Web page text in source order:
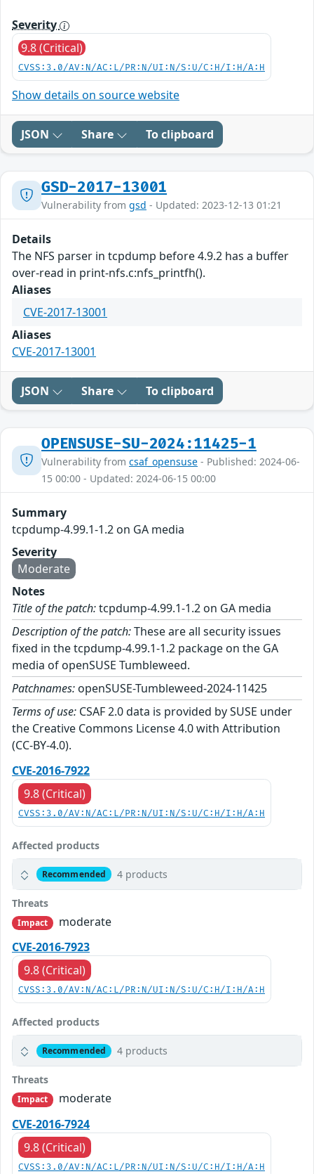
Severity
9.8 (Critical)
CVSS:3.0/AV:N/AC:L/PR:N/UI:N/S:U/C:H/I:H/A:H
Show details on source website
JSON Share To clipboard
GSD-2017-13001
Vulnerability from gsd - Updated: 2023-12-13 01:21
Details
The NFS parser in tcpdump before 4.9.2 has a buffer
over-read in print-nfs.c:nfs_printfh().
Aliases
CVE-2017-13001
Aliases
CVE-2017-13001
JSON Share To clipboard
OPENSUSE-SU-2024:11425-1
Vulnerability from csaf_opensuse - Published: 2024-06-
15 00:00 - Updated: 2024-06-15 00:00
Summary
tcpdump-4.99.1-1.2 on GA media
Severity
Moderate
Notes
Title of the patch:tcpdump-4.99.1-1.2 on GA media
Description of the patch:These are all security issues
fixed in the tcpdump-4.99.1-1.2 package on the GA
media of openSUSE Tumbleweed.
Patchnames: openSUSE-Tumbleweed-2024-11425
Terms of use: CSAF 2.0 data is provided by SUSE under
the Creative Commons License 4.0 with Attribution
(CC-BY-4.0).
CVE-2016-7922
9.8 (Critical)
CVSS:3.0/AV:N/AC:L/PR:N/UI:N/S:U/C:H/I:H/A:H
Affected products
Recommended 4 products
Threats
Impact
moderate
CVE-2016-7923
9.8 (Critical)
CVSS:3.0/AV:N/AC:L/PR:N/UI:N/S:U/C:H/I:H/A:H
Affected products
Recommended 4 products
Threats
Impact
moderate
CVE-2016-7924
9.8 (Critical)
CVSS:3.0/AV:N/AC:L/PR:N/UI:N/S:U/C:H/I:H/A:H